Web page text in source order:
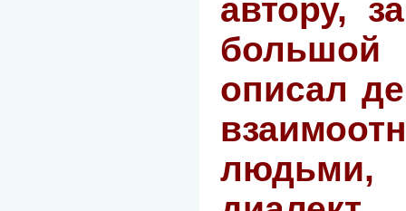
автору,
описал